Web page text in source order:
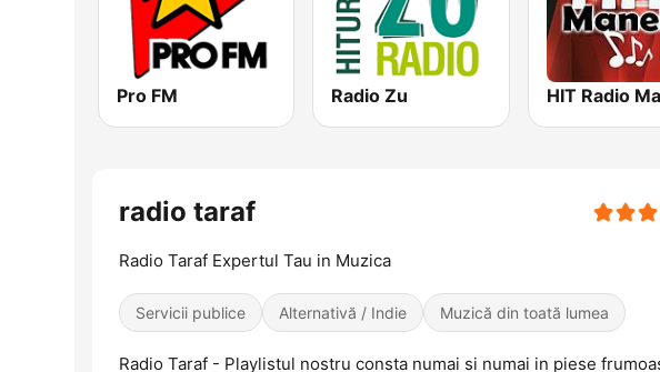
Pro FM Radio Zu
radio taraf
Radio Taraf Expertul Tau in Muzica
Servicii publice Alternativă / Indie Muzică din toată lumea
Radio Taraf - Playlistul nostru consta numai si numai in piese